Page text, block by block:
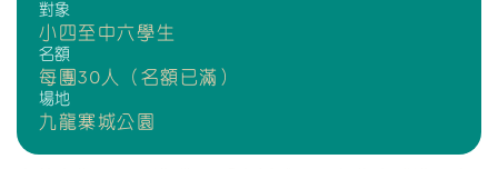
對象
小四至中六學生
名額
每團30人（名額已滿）
場地
九龍寨城公園